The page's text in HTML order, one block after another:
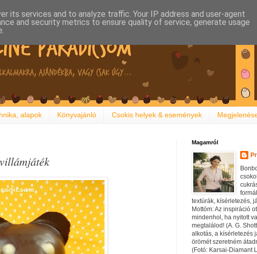
alapok Könyvajánló Csokis helyek & események
Magamról
textúrák, kísérletezés,
Mottóm: Az inspiráció
mindenhol, ha nyitott
megtalálod! (A. G.
alkotás, a kísérletezés
örömét szeretném
(Fotó: Karsai-Diamant
its services and to analyze traffic. Your IP address and user-agent
and security metrics to ensure quality of service, generate usage